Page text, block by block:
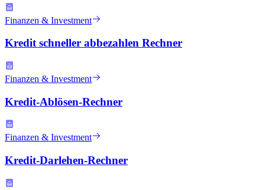
Finanzen & Investment
Kredit schneller abbezahlen Rechner
Finanzen & Investment
Kredit-Ablösen-Rechner
Finanzen & Investment
Kredit-Darlehen-Rechner